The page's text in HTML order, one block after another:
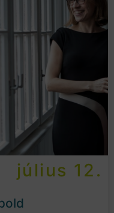
július 12.